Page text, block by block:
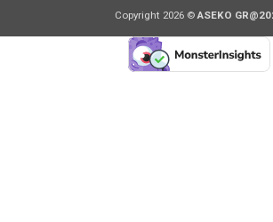
Copyright 2026 ©ASEKO